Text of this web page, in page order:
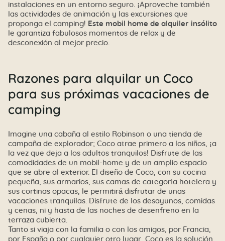
instalaciones en un entorno seguro. ¡Aproveche también
las actividades de animación y las excursiones que
proponga el camping! Este mobil home de alquiler insólito
le garantiza fabulosos momentos de relax y de
desconexión al mejor precio.
Razones para alquilar un Coco
para sus próximas vacaciones de
camping
Imagine una cabaña al estilo Robinson o una tienda de
campaña de explorador; Coco atrae primero a los niños, ¡a
la vez que deja a los adultos tranquilos! Disfrute de las
comodidades de un mobil-home y de un amplio espacio
que se abre al exterior. El diseño de Coco, con su cocina
pequeña, sus armarios, sus camas de categoría hotelera y
sus cortinas opacas, le permitirá disfrutar de unas
vacaciones tranquilas. Disfrute de los desayunos, comidas
y cenas, ni y hasta de las noches de desenfreno en la
terraza cubierta.
Tanto si viaja con la familia o con los amigos, por Francia,
por España o por cualquier otro lugar, Coco es la solución